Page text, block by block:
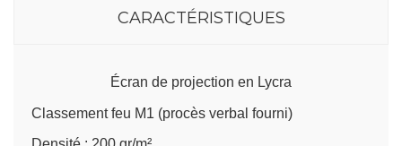
CARACTÉRISTIQUES
Écran de projection en Lycra
Classement feu M1 (procès verbal fourni)